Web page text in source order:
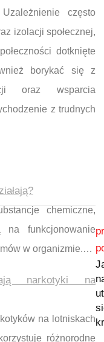
często
izolacji społecznej,
dotknięte
borykać się z
oraz wsparcia
z trudnych
chemiczne,
na funkcjonowanie
w organizmie.…
narkotyki na
na lotniskach
różnorodne